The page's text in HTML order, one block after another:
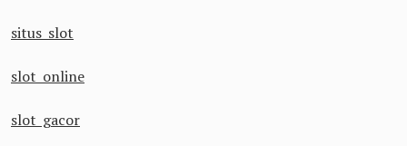
situs slot
slot online
slot gacor